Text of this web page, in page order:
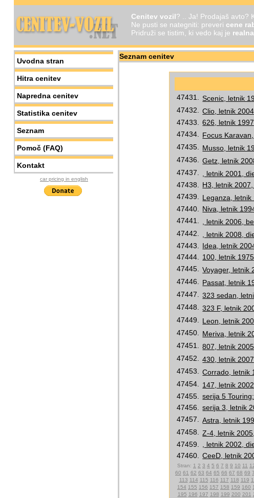
Cenitev vozil? .. Ja! Prodajaš avto?
Ne pusti se nategniti: preveri cene
Pridruži se tistim, ki vedo kaj je
Uvodna stran
Hitra cenitev
Napredna cenitev
Statistika cenitev
Seznam
Pomoč (FAQ)
Kontakt
car pricing in english
Seznam cenitev
47431.
Scenic, letnik
47432.
Clio, letnik
47433.
626, letnik
47434.
Focus
47435.
Musso, letnik
47436.
Getz, letnik
47437.
, letnik 2001,
47438.
H3, letnik
47439.
Leganza,
47440.
Niva, letnik
47441.
, letnik 2006,
47442.
, letnik 2008,
47443.
Idea, letnik
47444.
100, letnik
47445.
Voyager, letnik
47446.
Passat, letnik
47447.
323 sedan,
47448.
323 F, letnik
47449.
Leon, letnik
47450.
Meriva, letnik
47451.
807, letnik
47452.
430, letnik
47453.
Corrado, letnik
47454.
147, letnik
47455.
serija 5
47456.
serija 3, letnik
47457.
Astra, letnik
47458.
Z-4, letnik
47459.
, letnik 2002,
47460.
CeeD, letnik
Stran: 1 2 3 4 5 6 7 8 9 10 11
60 61 62 63 64 65 66 67 68 69
113 114 115 116 117 118 119
154 155 156 157 158 159 160
195 196 197 198 199 200 201